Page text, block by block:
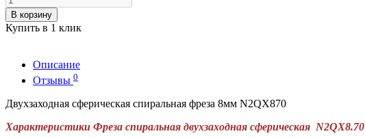
В корзину
Купить в 1 клик
Описание
Отзывы 0
Двухзаходная сферическая спиральная фреза 8мм N2QX870
Характеристики Фреза спиральная двухзаходная сферическая N2QX8.70